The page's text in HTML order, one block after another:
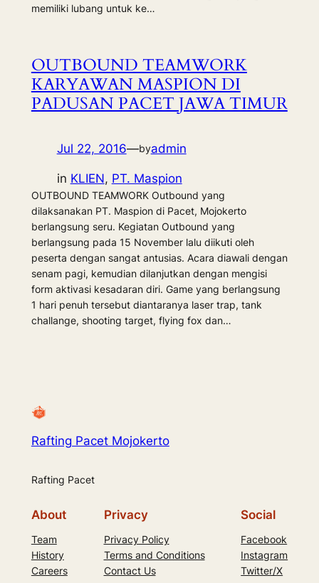
memiliki lubang untuk ke…
OUTBOUND TEAMWORK
KARYAWAN MASPION DI
PADUSAN PACET JAWA TIMUR
Jul 22, 2016—byadmin
in KLIEN, PT. Maspion
OUTBOUND TEAMWORK Outbound yang
dilaksanakan PT. Maspion di Pacet, Mojokerto
berlangsung seru. Kegiatan Outbound yang
berlangsung pada 15 November lalu diikuti oleh
peserta dengan sangat antusias. Acara diawali dengan
senam pagi, kemudian dilanjutkan dengan mengisi
form aktivasi kesadaran diri. Game yang berlangsung
1 hari penuh tersebut diantaranya laser trap, tank
challange, shooting target, flying fox dan…
Rafting Pacet Mojokerto
Rafting Pacet
About
Team
History
Careers
Privacy
Privacy Policy
Terms and Conditions
Contact Us
Social
Facebook
Instagram
Twitter/X